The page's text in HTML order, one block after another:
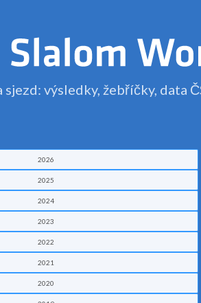
výsledky, žebříčky, data
2026
2025
2024
2023
2022
2021
2020